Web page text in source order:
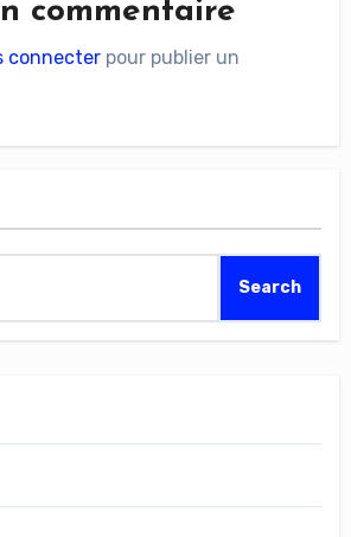
commentaire
connecter pour publier un
Search